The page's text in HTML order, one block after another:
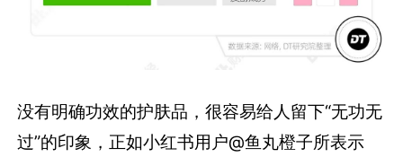
没有明确功效的护肤品，很容易给人留下“无功无
过”的印象，正如小红书用户@鱼丸橙子所表示